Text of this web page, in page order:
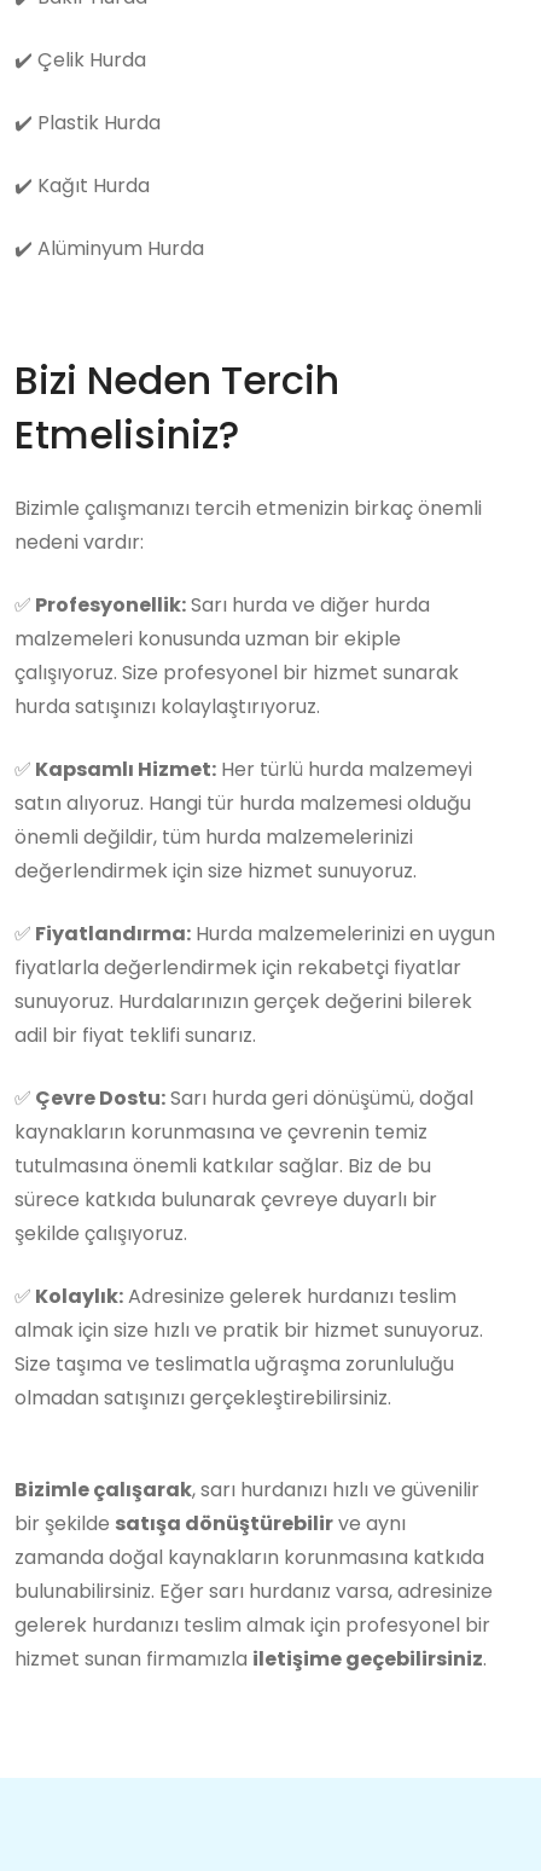
✔️ Çelik Hurda
✔️ Plastik Hurda
✔️ Kağıt Hurda
✔️ Alüminyum Hurda
Bizi Neden Tercih
Etmelisiniz?
Bizimle çalışmanızı tercih etmenizin birkaç önemli
nedeni vardır:
✅ Profesyonellik:Sarı hurda ve diğer hurda
malzemeleri konusunda uzman bir ekiple
çalışıyoruz. Size profesyonel bir hizmet sunarak
hurda satışınızı kolaylaştırıyoruz.
✅ Kapsamlı Hizmet: Her türlü hurda malzemeyi
satın alıyoruz. Hangi tür hurda malzemesi olduğu
önemli değildir, tüm hurda malzemelerinizi
değerlendirmek için size hizmet sunuyoruz.
✅ Fiyatlandırma: Hurda malzemelerinizi en uygun
fiyatlarla değerlendirmek için rekabetçi fiyatlar
sunuyoruz. Hurdalarınızın gerçek değerini bilerek
adil bir fiyat teklifi sunarız.
✅ Çevre Dostu:Sarı hurda geri dönüşümü, doğal
kaynakların korunmasına ve çevrenin temiz
tutulmasına önemli katkılar sağlar. Biz de bu
sürece katkıda bulunarak çevreye duyarlı bir
şekilde çalışıyoruz.
✅ Kolaylık:Adresinize gelerek hurdanızı teslim
almak için size hızlı ve pratik bir hizmet sunuyoruz.
Size taşıma ve teslimatla uğraşma zorunluluğu
olmadan satışınızı gerçekleştirebilirsiniz.
Bizimle çalışarak, sarı hurdanızı hızlı ve güvenilir
bir şekilde satışa dönüştürebilirve aynı
zamanda doğal kaynakların korunmasına katkıda
bulunabilirsiniz. Eğer sarı hurdanız varsa, adresinize
gelerek hurdanızı teslim almak için profesyonel bir
hizmet sunan firmamızla iletişime geçebilirsiniz.